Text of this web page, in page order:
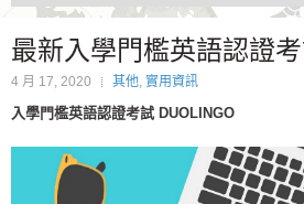
最新入學門檻英語認證考
4 月 17, 2020 其他, 實用資訊
入學門檻英語認證考試 DUOLINGO